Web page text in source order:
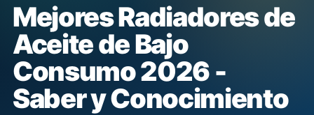
Mejores Radiadores de
Aceite de Bajo
Consumo 2026 -
Saber y Conocimiento